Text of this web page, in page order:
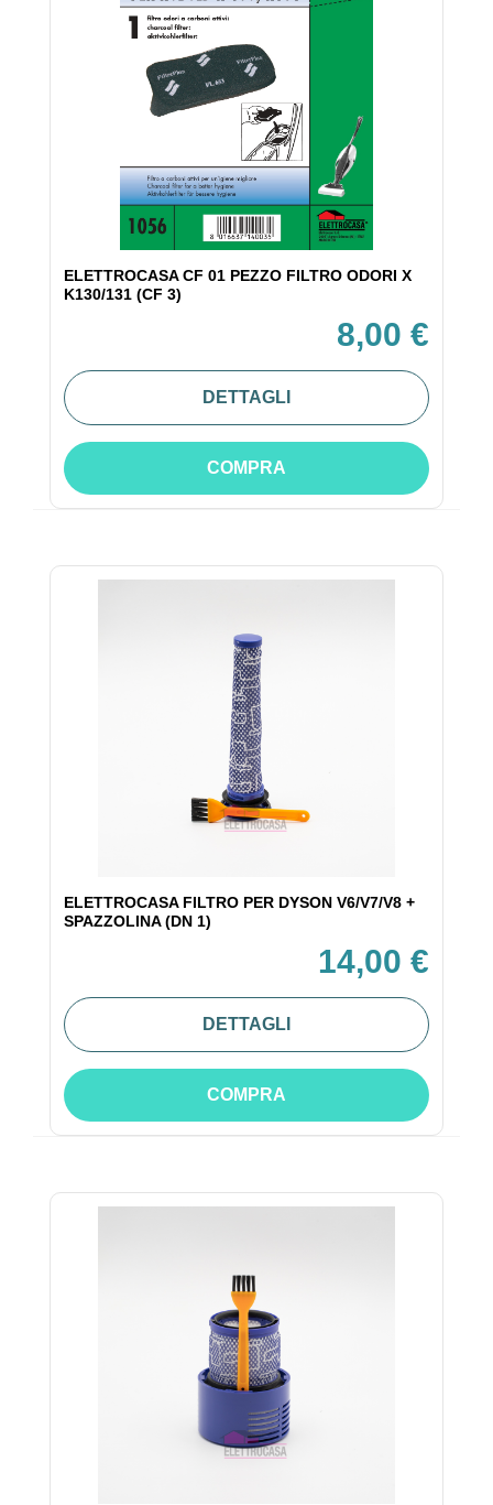
ELETTROCASA CF 01 PEZZO FILTRO ODORI X
K130/131 (CF 3)
8,00 €
DETTAGLI
COMPRA
ELETTROCASA FILTRO PER DYSON V6/V7/V8 +
SPAZZOLINA (DN 1)
14,00 €
DETTAGLI
COMPRA